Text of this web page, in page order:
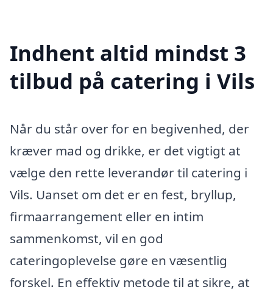
Indhent altid mindst 3
tilbud på catering i Vils
Når du står over for en begivenhed, der
kræver mad og drikke, er det vigtigt at
vælge den rette leverandør til catering i
Vils. Uanset om det er en fest, bryllup,
firmaarrangement eller en intim
sammenkomst, vil en god
cateringoplevelse gøre en væsentlig
forskel. En effektiv metode til at sikre, at